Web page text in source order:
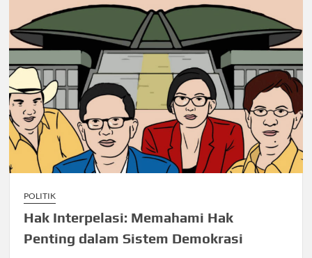
POLITIK
Hak Interpelasi: Memahami Hak
Penting dalam Sistem Demokrasi